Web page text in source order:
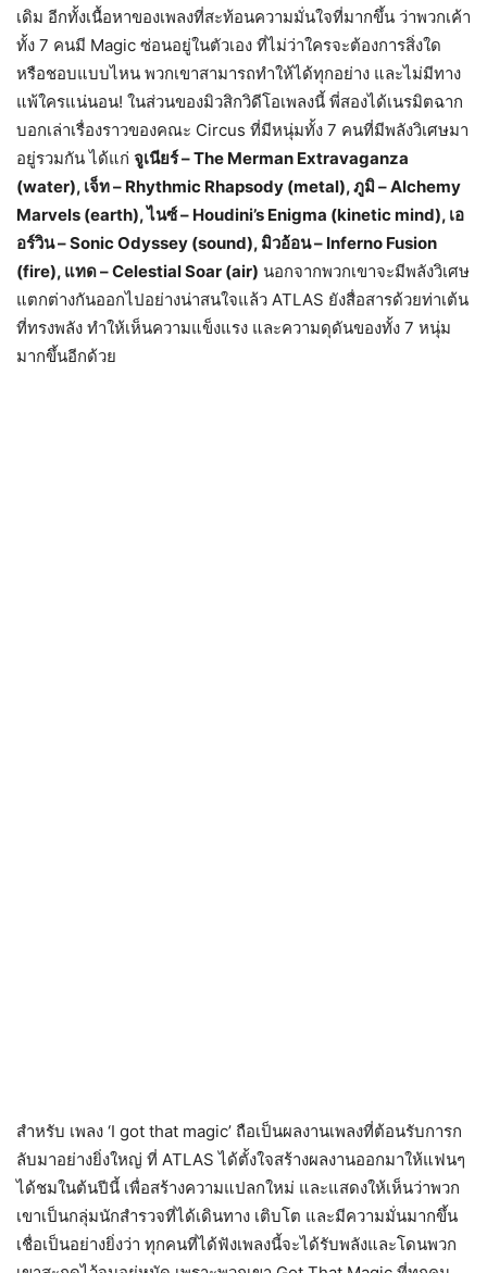
เดิม อีกทั้งเนื้อหาของเพลงที่สะท้อนความมั่นใจที่มากขึ้น ว่าพวกเค้า
ทั้ง 7 คนมี Magic ซ่อนอยู่ในตัวเอง ที่ไม่ว่าใครจะต้องการสิ่งใด
หรือชอบแบบไหน พวกเขาสามารถทำให้ได้ทุกอย่าง และไม่มีทาง
แพ้ใครแน่นอน! ในส่วนของมิวสิกวิดีโอเพลงนี้ พี่สองได้เนรมิตฉาก
บอกเล่าเรื่องราวของคณะ Circus ที่มีหนุ่มทั้ง 7 คนที่มีพลังวิเศษมา
อยู่รวมกัน ได้แก่ จูเนียร์–The Merman Extravaganza
(water), เจ็ท– Rhythmic Rhapsody (metal), ภูมิ–Alchemy
Marvels (earth), ไนซ์– Houdini’s Enigma (kinetic mind), เอ
อร์วิน–Sonic Odyssey (sound), มิวอ้อน– Inferno Fusion
(fire), แทด–Celestial Soar (air) นอกจากพวกเขาจะมีพลังวิเศษ
แตกต่างกันออกไปอย่างน่าสนใจแล้ว ATLAS ยังสื่อสารด้วยท่าเต้น
ที่ทรงพลัง ทำให้เห็นความแข็งแรง และความดุดันของทั้ง 7 หนุ่ม
มากขึ้นอีกด้วย
สำหรับ เพลง ‘I got that magic’ ถือเป็นผลงานเพลงที่ต้อนรับการก
ลับมาอย่างยิ่งใหญ่ ที่ ATLAS ได้ตั้งใจสร้างผลงานออกมาให้แฟนๆ
ได้ชมในต้นปีนี้ เพื่อสร้างความแปลกใหม่ และแสดงให้เห็นว่าพวก
เขาเป็นกลุ่มนักสำรวจที่ได้เดินทาง เติบโต และมีความมั่นมากขึ้น
เชื่อเป็นอย่างยิ่งว่า ทุกคนที่ได้ฟังเพลงนี้จะได้รับพลังและโดนพวก